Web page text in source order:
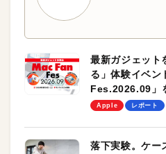
最新ガジェット
る」体験イベ
Fes.2026.09」
します！
Apple レポート
落下実験。ケ